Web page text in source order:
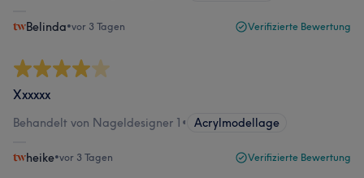
Belinda•vor 3 Tagen Verifizierte Bewertung
Xxxxxx
Behandelt von Nageldesigner 1 • Acrylmodellage
heike•vor 3 Tagen Verifizierte Bewertung